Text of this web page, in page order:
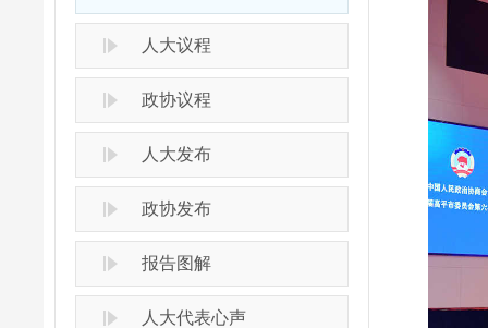
人大议程
政协议程
人大发布
政协发布
报告图解
人大代表心声